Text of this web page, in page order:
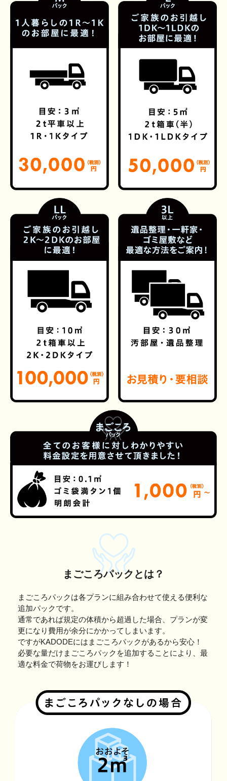
まごころパックとは？
まごころパックは各プランに組み合わせて使える便利な
追加パックです。
通常であれば規定の体積から超過した場合、プランが変
更になり費用が余分にかかってしまいます。
ですがKADODEにはまごころパックがあるから安心！
必要な量だけまごころパックを追加することにより、最
適な料金で荷物をお運びします！